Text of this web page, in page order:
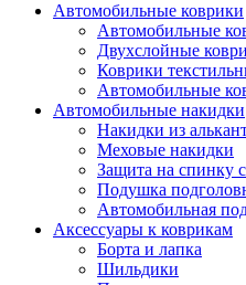
Автомобильные коврики
Автомобильные
Двухслойные
Коврики
Автомобильные
Автомобильные накидки
Накидки из
Меховые накидки
Защита на спинку
Подушка
Автомобильная
Аксессуары к коврикам
Борта и лапка
Шильдики